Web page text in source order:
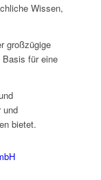
Wissen,
großzügige
für eine
und
bietet.